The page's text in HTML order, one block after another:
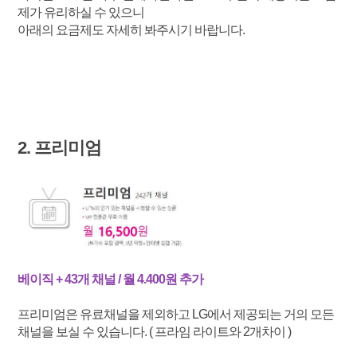
제가 유리하실 수 있으니
아래의 요금제도 자세히 봐주시기 바랍니다.
2. 프리미엄
베이직 + 43개 채널 / 월 4.400원 추가
프리미엄은 유료채널을 제외하고 LG에서 제공되는 거의 모든
채널을 보실 수 있습니다. ( 프라임 라이트와 2개차이 )